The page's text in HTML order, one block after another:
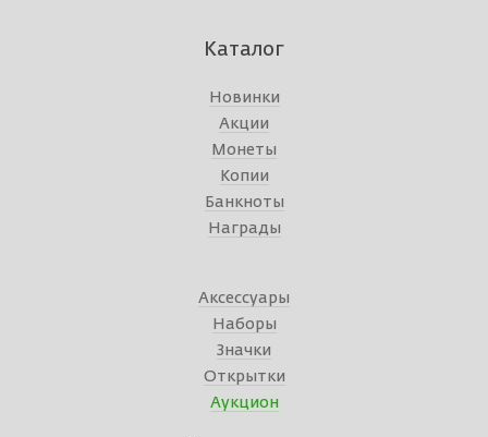
Каталог
Новинки
Акции
Монеты
Копии
Банкноты
Награды
Аксессуары
Наборы
Значки
Открытки
Аукцион